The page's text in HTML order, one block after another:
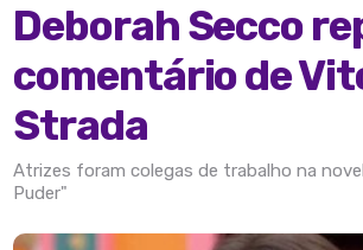
Deborah Secco
comentário de
Strada
Atrizes foram colegas de trabalho na
Puder"